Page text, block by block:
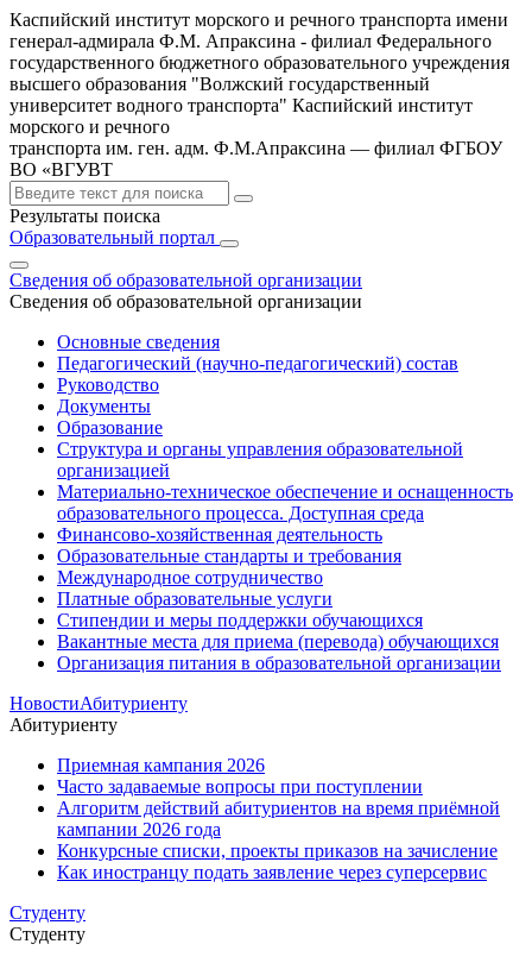
Каспийский институт морского и речного транспорта имени
генерал-адмирала Ф.М. Апраксина - филиал Федерального
государственного бюджетного образовательного учреждения
высшего образования "Волжский государственный
университет водного транспорта" Каспийский институт
морского и речного
транспорта им. ген. адм. Ф.М.Апраксина — филиал ФГБОУ
ВО «ВГУВТ
Результаты поиска
Образовательный портал
Сведения об образовательной организации
Сведения об образовательной организации
Основные сведения
Педагогический (научно-педагогический) состав
Руководство
Документы
Образование
Структура и органы управления образовательной
организацией
Материально-техническое обеспечение и оснащенность
образовательного процесса. Доступная среда
Финансово-хозяйственная деятельность
Образовательные стандарты и требования
Международное сотрудничество
Платные образовательные услуги
Стипендии и меры поддержки обучающихся
Вакантные места для приема (перевода) обучающихся
Организация питания в образовательной организации
НовостиАбитуриенту
Абитуриенту
Приемная кампания 2026
Часто задаваемые вопросы при поступлении
Алгоритм действий абитуриентов на время приёмной
кампании 2026 года
Конкурсные списки, проекты приказов на зачисление
Как иностранцу подать заявление через суперсервис
Студенту
Студенту